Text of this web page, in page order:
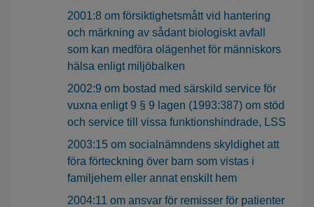
2001:8 om försiktighetsmått vid hantering
och märkning av sådant biologiskt avfall
som kan medföra olägenhet för människors
hälsa enligt miljöbalken
2002:9 om bostad med särskild service för
vuxna enligt 9 § 9 lagen (1993:387) om stöd
och service till vissa funktionshindrade, LSS
2003:15 om socialnämndens skyldighet att
föra förteckning över barn som vistas i
familjehem eller annat enskilt hem
2004:11 om ansvar för remisser för patienter